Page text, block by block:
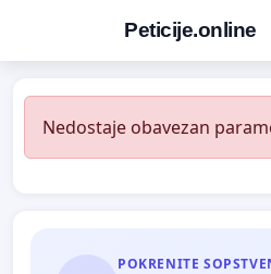
Peticije.online
Nedostaje obavezan
POKRENITE